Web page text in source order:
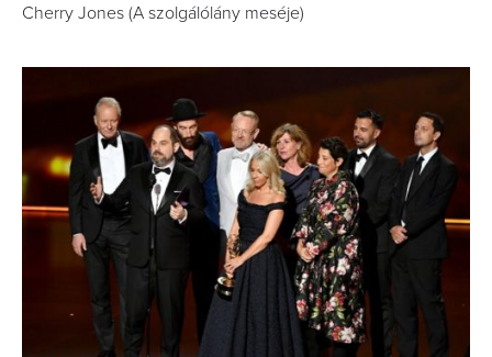
Cherry Jones (A szolgálólány meséje)